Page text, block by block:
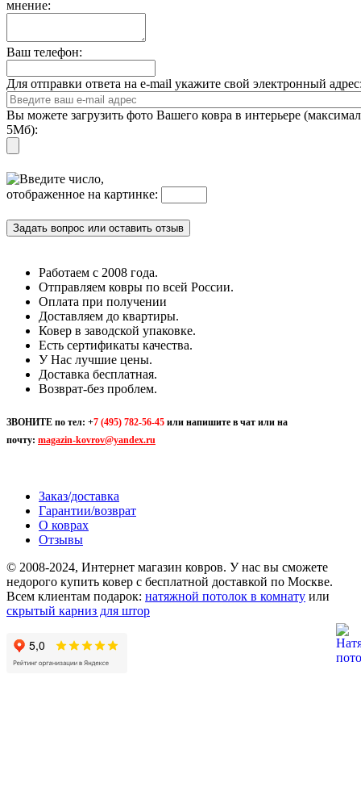
мнение:
Ваш телефон:
Для отправки ответа на e-mail укажите свой электронный
Вы можете загрузить фото Вашего ковра в интерьере
5Мб):
Введите число,
отображенное на картинке:
Работаем с 2008 года.
Отправляем ковры по всей России.
Оплата при получении
Доставляем до квартиры.
Ковер в заводской упаковке.
Есть сертификаты качества.
У Нас лучшие цены.
Доставка бесплатная.
Возврат-без проблем.
ЗВОНИТЕ по тел: +7 (495) 782-56-45 или напишите в чат или на
почту: magazin-kovrov@yandex.ru
Заказ/доставка
Гарантии/возврат
О коврах
Отзывы
© 2008-2024, Интернет магазин ковров. У нас вы сможете
недорого купить ковер с бесплатной доставкой по Москве.
Всем клиентам подарок: натяжной потолок в комнату или
скрытый карниз для штор